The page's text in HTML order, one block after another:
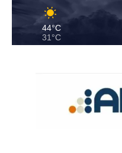
44°C
31°C